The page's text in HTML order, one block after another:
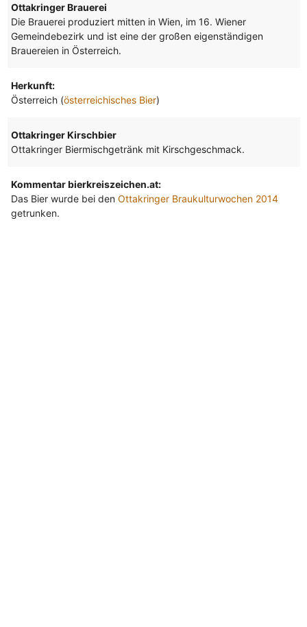
Ottakringer Brauerei
Die Brauerei produziert mitten in Wien, im 16. Wiener
Gemeindebezirk und ist eine der großen eigenständigen
Brauereien in Österreich.
Herkunft:
Österreich (österreichisches Bier)
Ottakringer Kirschbier
Ottakringer Biermischgetränk mit Kirschgeschmack.
Kommentar bierkreiszeichen.at:
Das Bier wurde bei den Ottakringer Braukulturwochen 2014
getrunken.